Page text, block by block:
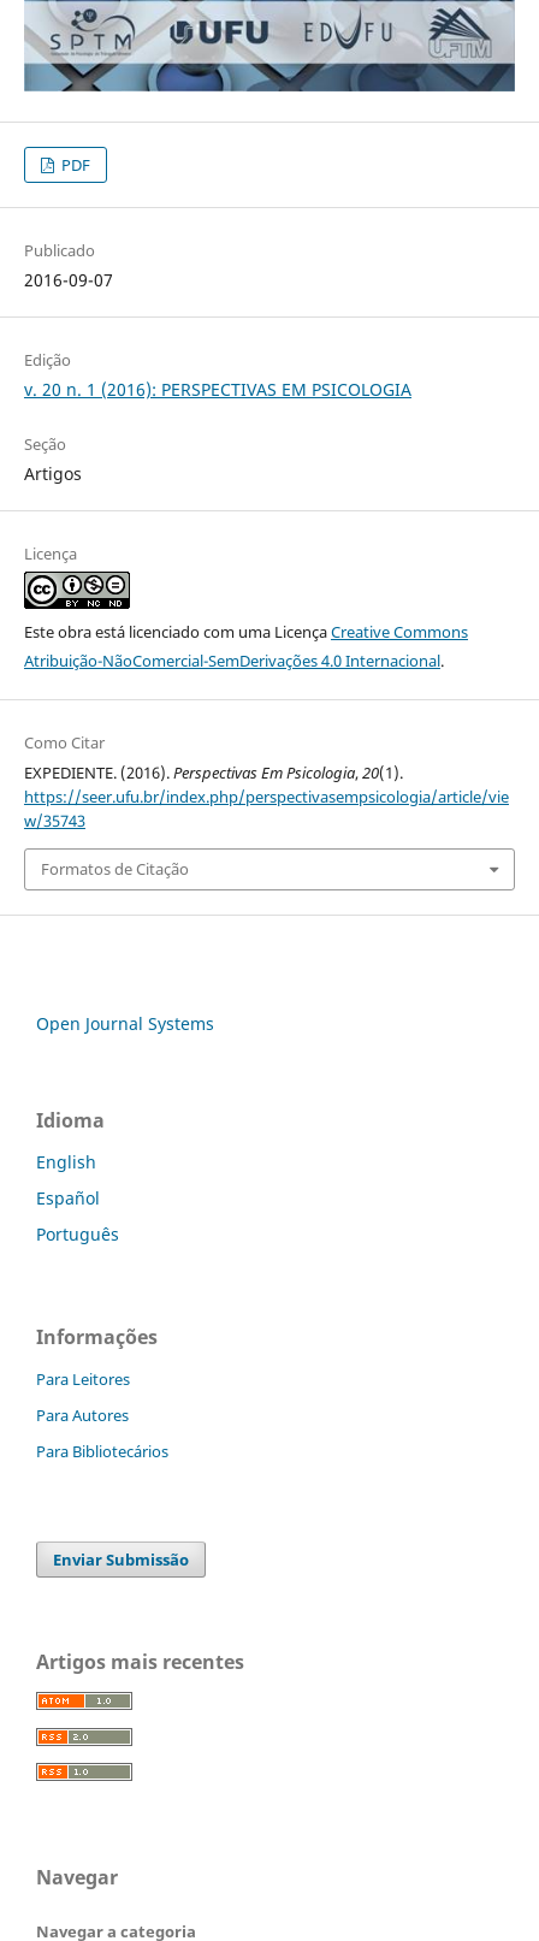
PDF
Publicado
2016-09-07
Edição
v. 20 n. 1 (2016): PERSPECTIVAS EM PSICOLOGIA
Seção
Artigos
Licença
Este obra está licenciado com uma LicençaCreative Commons
Atribuição-NãoComercial-SemDerivações 4.0 Internacional.
Como Citar
EXPEDIENTE. (2016).Perspectivas Em Psicologia,20(1).
https://seer.ufu.br/index.php/perspectivasempsicologia/article/vie
w/35743
Formatos de Citação
Open Journal Systems
Idioma
English
Español
Português
Informações
Para Leitores
Para Autores
Para Bibliotecários
Enviar Submissão
Artigos mais recentes
Navegar
Navegar a categoria